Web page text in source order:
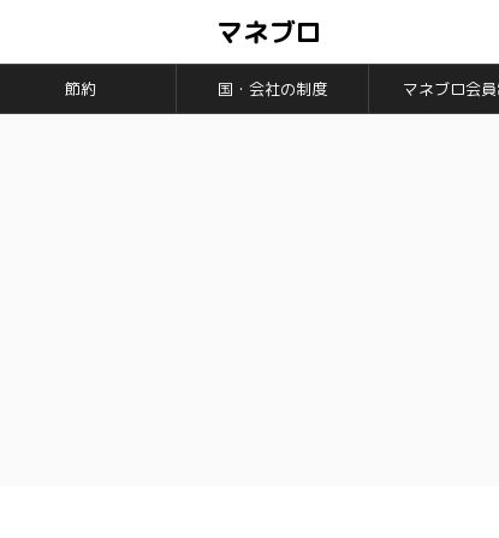
マネブロ
節約 国・会社の制度 マネブロ会